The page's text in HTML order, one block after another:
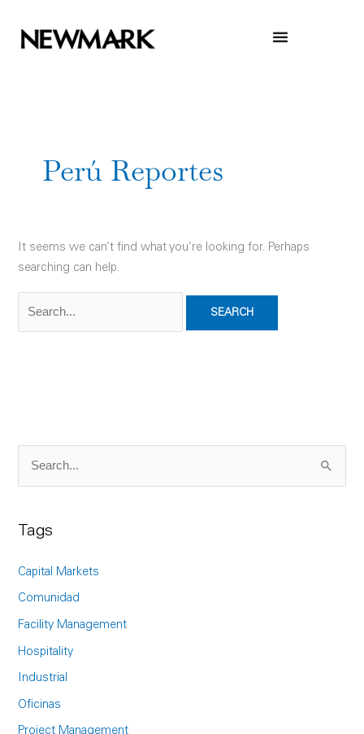
content
Perú Reportes
It seems we can’t find what you’re looking for. Perhaps
searching can help.
c
:
Tags
Capital Markets
Comunidad
Facility Management
Hospitality
Industrial
Oficinas
Project Management